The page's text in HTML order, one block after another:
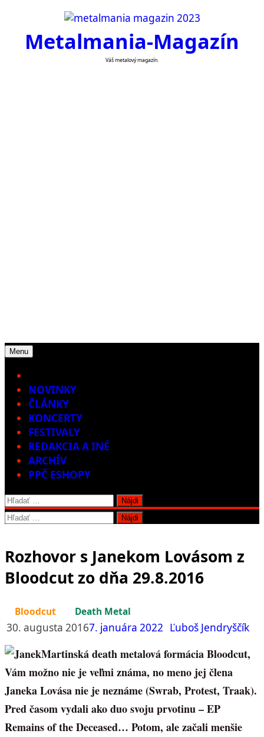
contentMetalmania-Magazín
Váš metalový magazín.
Menu
NOVINKY
ČLÁNKY
KONCERTY
FESTIVALY
REDAKCIA A INÉ
ARCHÍV
PPČ ESHOPY
Hľadať:
Hľadať:
Rozhovor s Janekom Lovásom z
Bloodcut zo dňa 29.8.2016
Bloodcut Death Metal
30. augusta 20167. januára 2022 Ľuboš Jendryščík
Martinská death metalová formácia Bloodcut,
Vám možno nie je veľmi známa, no meno jej člena
Janeka Lovása nie je neznáme (Swrab, Protest, Traak).
Pred časom vydali ako duo svoju prvotinu – EP
Remains of the Deceased… Potom, ale začali menšie